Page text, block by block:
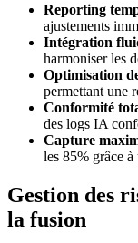
Reporting
ajustements
Intégration
harmoniser les
Optimisation
permettant une
Conformité
des logs IA
Capture
les 85% grâce
Gestion des
la fusion